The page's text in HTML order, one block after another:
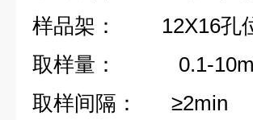
样品架： 12X16孔
取样量： 0.1-10mL
取样间隔： ≥2min